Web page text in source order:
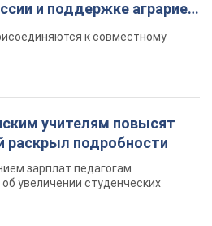
Трамп ответил на
о передаче Украине ракет